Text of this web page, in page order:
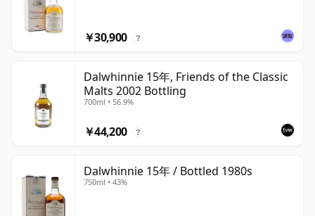
￥30,900 ?
Dalwhinnie 15年, Friends of the Classic
Malts 2002 Bottling
700ml • 56.9%
￥44,200 ?
Dalwhinnie 15年 / Bottled 1980s
750ml • 43%